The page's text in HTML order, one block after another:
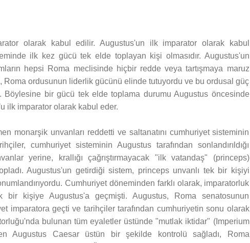
olarak kabul edilir. Augustus'un ilk imparator olarak kabul
ilk kez gücü tek elde toplayan kişi olmasıdır. Augustus'un
hepsi Roma meclisinde hiçbir redde veya tartışmaya maruz
Roma ordusunun liderlik gücünü elinde tutuyordu ve bu ordusal güç
Böylesine bir gücü tek elde toplama durumu Augustus öncesinde
ilk imparator olarak kabul eder.
monarşik unvanları reddetti ve saltanatını cumhuriyet sisteminin
cumhuriyet sisteminin Augustus tarafından sonlandırıldığı
yerine, krallığı çağrıştırmayacak "ilk vatandaş" (princeps)
Augustus'un getirdiği sistem, princeps unvanlı tek bir kişiyi
Cumhuriyet döneminden farklı olarak, imparatorluk
kişiye Augustus'a geçmişti. Augustus, Roma senatosunun
imparatora geçti ve tarihçiler tarafından cumhuriyetin sonu olarak
bulunan tüm eyaletler üstünde "mutlak iktidar" (Imperium
Augustus Caesar üstün bir şekilde kontrolü sağladı, Roma